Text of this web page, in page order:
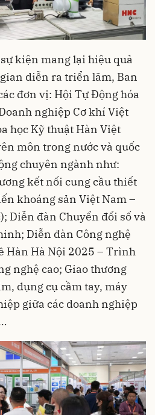
kiện mang lại hiệu quả
diễn ra triển lãm, Ban
đơn vị: Hội Tự Động hóa
nghiệp Cơ khí Việt
học Kỹ thuật Hàn Việt
môn trong nước và quốc
chuyên ngành như:
kết nối cung cầu thiết
khoáng sản Việt Nam –
Diễn đàn Chuyển đổi số và
Diễn đàn Công nghệ
Hàn Hà Nội 2025 – Trình
nghệ cao; Giao thương
dụng cụ cầm tay, máy
giữa các doanh nghiệp